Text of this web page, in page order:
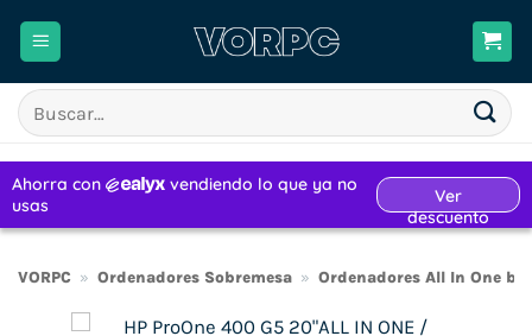
Buscar
por:
VORPC » Ordenadores Sobremesa » Ordenadores All In One